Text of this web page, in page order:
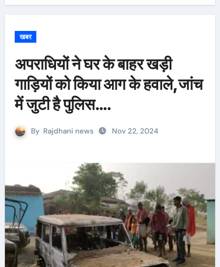
खबर
अपराधियों ने घर के बाहर खड़ी
गाड़ियों को किया आग के हवाले,जांच
में जुटी है पुलिस….
By Rajdhani news Nov 22, 2024